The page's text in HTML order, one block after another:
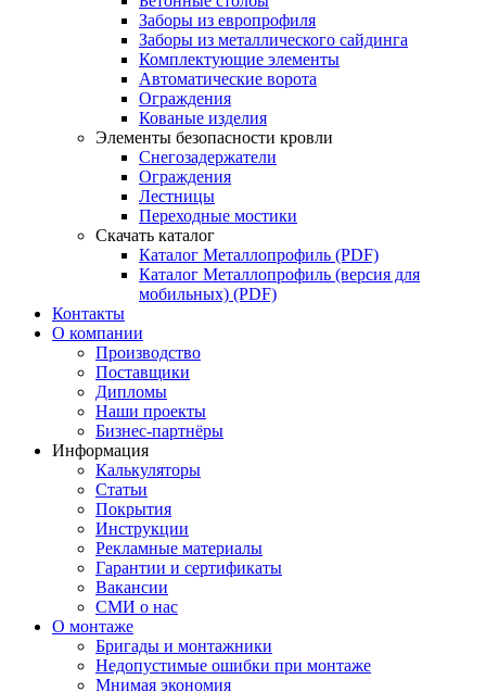
Заборы из европрофиля
Заборы из металлического сайдинга
Комплектующие элементы
Автоматические ворота
Ограждения
Кованые изделия
Элементы безопасности кровли
Снегозадержатели
Ограждения
Лестницы
Переходные мостики
Скачать каталог
Каталог Металлопрофиль (PDF)
Каталог Металлопрофиль (версия для
мобильных) (PDF)
Контакты
О компании
Производство
Поставщики
Дипломы
Наши проекты
Бизнес-партнёры
Информация
Калькуляторы
Статьи
Покрытия
Инструкции
Рекламные материалы
Гарантии и сертификаты
Вакансии
СМИ о нас
О монтаже
Бригады и монтажники
Недопустимые ошибки при монтаже
Мнимая экономия